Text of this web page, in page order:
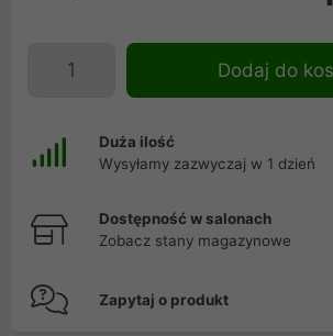
Dodaj do
Duża ilość
Wysyłamy zazwyczaj w 1 dzień
Dostępność w salonach
Zobacz stany magazynowe
Zapytaj o produkt